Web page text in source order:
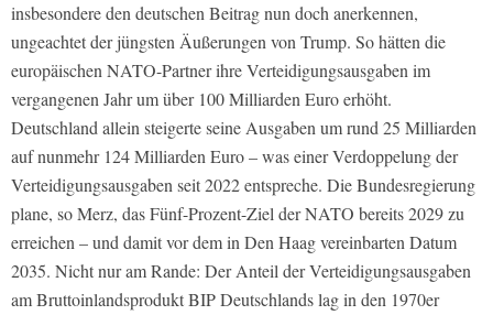
insbesondere den deutschen Beitrag nun doch anerkennen,
ungeachtet der jüngsten Äußerungen von Trump. So hätten die
europäischen NATO-Partner ihre Verteidigungsausgaben im
vergangenen Jahr um über 100 Milliarden Euro erhöht.
Deutschland allein steigerte seine Ausgaben um rund 25 Milliarden
auf nunmehr 124 Milliarden Euro – was einer Verdoppelung der
Verteidigungsausgaben seit 2022 entspreche. Die Bundesregierung
plane, so Merz, das Fünf-Prozent-Ziel der NATO bereits 2029 zu
erreichen – und damit vor dem in Den Haag vereinbarten Datum
2035. Nicht nur am Rande: Der Anteil der Verteidigungsausgaben
am Bruttoinlandsprodukt BIP Deutschlands lag in den 1970er